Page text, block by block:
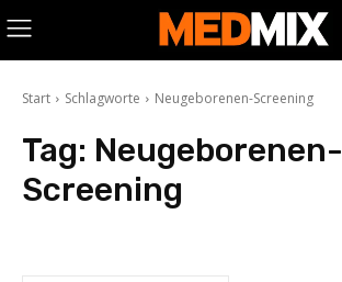
Start Schlagworte Neugeborenen-Screening
Tag: Neugeborenen-
Screening